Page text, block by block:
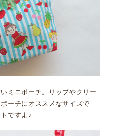
ミニポーチ。リップやクリー
ーチにオススメなサイズで
ですよ♪